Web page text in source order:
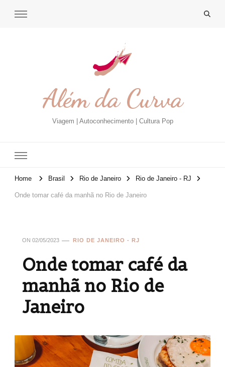
Além da Curva
Viagem | Autoconhecimento | Cultura Pop
Home Brasil Rio de Janeiro Rio de Janeiro - RJ
Onde tomar café da manhã no Rio de Janeiro
ON 02/05/2023 RIO DE JANEIRO - RJ
Onde tomar café da
manhã no Rio de
Janeiro